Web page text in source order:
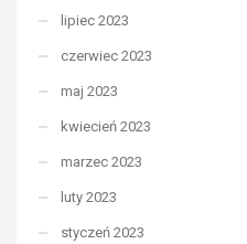
lipiec 2023
czerwiec 2023
maj 2023
kwiecień 2023
marzec 2023
luty 2023
styczeń 2023